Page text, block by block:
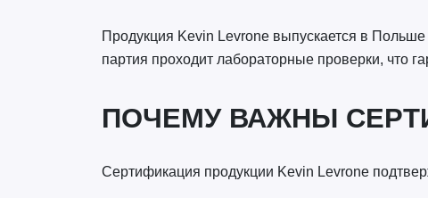
Продукция Kevin Levrone выпускается в
партия проходит лабораторные проверки, что
ПОЧЕМУ ВАЖНЫ
Сертификация продукции Kevin Levrone